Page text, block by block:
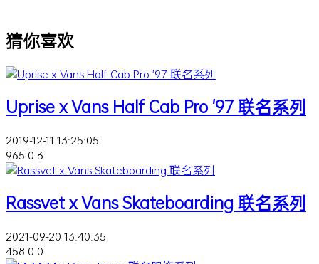
猜你喜欢
Uprise x Vans Half Cab Pro '97 联名系列
2019-12-11 13:25:05
965 0 3
Rassvet x Vans Skateboarding 联名系列
2021-09-20 13:40:35
458 0 0